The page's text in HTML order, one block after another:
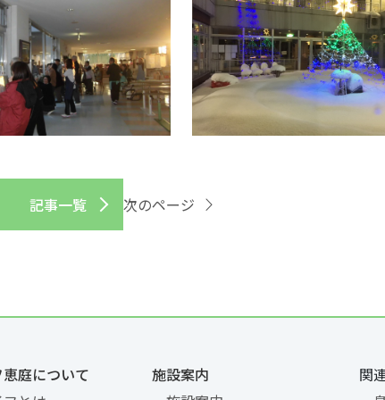
記事一覧 次のページ
庭について
施設案内
関